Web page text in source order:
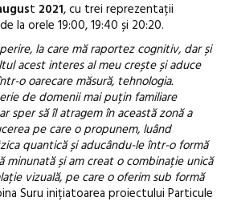
t 2021, cu trei reprezentații
la orele 19:00, 19:40 și 20:20.
la care mă raportez cognitiv, dar și
acest interes al meu crește și aduce
o oarecare măsură, tehnologia.
de domenii mai puțin familiare
sper să îl atragem în această zonă a
pe care o propunem, luând
quantică și aducându-le într-o formă
minunată și am creat o combinație unică
vizuală, pe care o oferim sub formă
Suru inițiatoarea proiectului Particule